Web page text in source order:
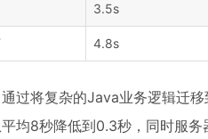
3.5s
4.8s
过将复杂的Java业务逻辑迁
均8秒降低到0.3秒，同时服